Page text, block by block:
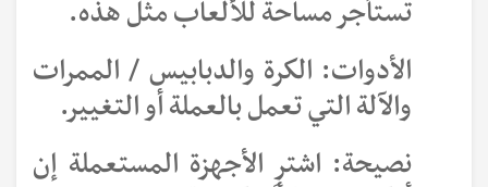
تستأجر مساحة للألعاب مثل هذه.
الأدوات: الكرة والدبابيس / الممرات
والآلة التي تعمل بالعملة أو التغيير.
نصيحة: اشترِ الأجهزة المستعملة إن